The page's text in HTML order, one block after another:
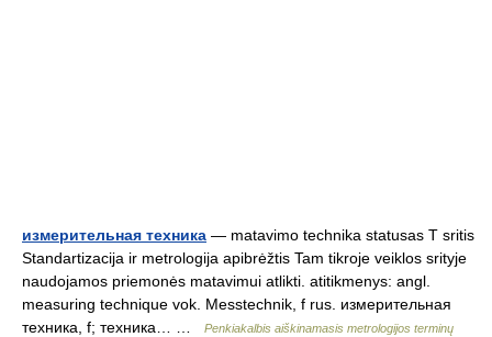
измерительная техника — matavimo technika statusas T sritis
Standartizacija ir metrologija apibrėžtis Tam tikroje veiklos srityje
naudojamos priemonės matavimui atlikti. atitikmenys: angl.
measuring technique vok. Messtechnik, f rus. измерительная
техника, f; техника… …
Penkiakalbis aiškinamasis metrologijos terminų